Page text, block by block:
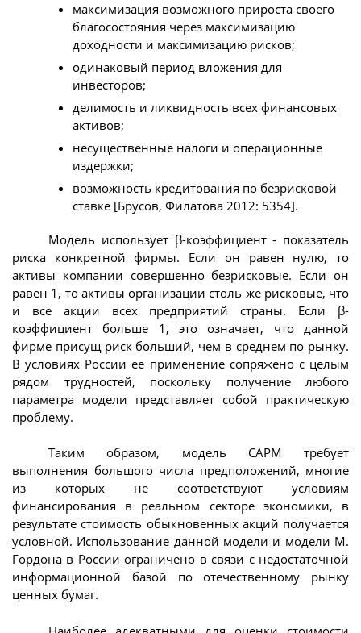
максимизация возможного прироста своего
благосостояния через максимизацию
доходности и максимизацию рисков;
одинаковый период вложения для
инвесторов;
делимость и ликвидность всех финансовых
активов;
несущественные налоги и операционные
издержки;
возможность кредитования по безрисковой
ставке [Брусов, Филатова 2012: 5354].
Модель использует β-коэффициент - показатель
риска конкретной фирмы. Если он равен нулю, то
активы компании совершенно безрисковые. Если он
равен 1, то активы организации столь же рисковые, что
и все акции всех предприятий страны. Если β-
коэффициент больше 1, это означает, что данной
фирме присущ риск больший, чем в среднем по рынку.
В условиях России ее применение сопряжено с целым
рядом трудностей, поскольку получение любого
параметра модели представляет собой практическую
проблему.
Таким образом, модель CAPM требует
выполнения большого числа предположений, многие
из которых не соответствуют условиям
финансирования в реальном секторе экономики, в
результате стоимость обыкновенных акций получается
условной. Использование данной модели и модели М.
Гордона в России ограничено в связи с недостаточной
информационной базой по отечественному рынку
ценных бумаг.